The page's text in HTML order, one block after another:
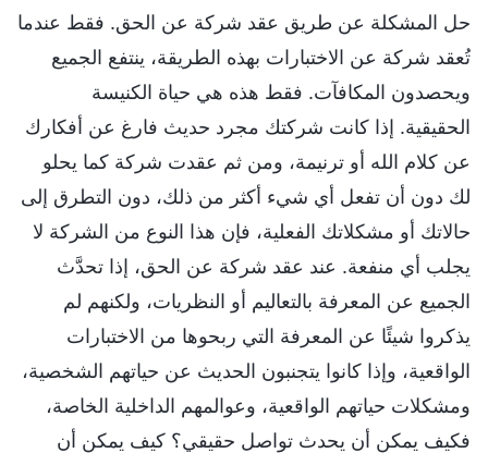
حل المشكلة عن طريق عقد شركة عن الحق. فقط عندما
تُعقد شركة عن الاختبارات بهذه الطريقة، ينتفع الجميع
ويحصدون المكافآت. فقط هذه هي حياة الكنيسة
الحقيقية. إذا كانت شركتك مجرد حديث فارغ عن أفكارك
عن كلام الله أو ترنيمة، ومن ثم عقدت شركة كما يحلو
لك دون أن تفعل أي شيء أكثر من ذلك، دون التطرق إلى
حالاتك أو مشكلاتك الفعلية، فإن هذا النوع من الشركة لا
يجلب أي منفعة. عند عقد شركة عن الحق، إذا تحدَّث
الجميع عن المعرفة بالتعاليم أو النظريات، ولكنهم لم
يذكروا شيئًا عن المعرفة التي ربحوها من الاختبارات
الواقعية، وإذا كانوا يتجنبون الحديث عن حياتهم الشخصية،
ومشكلات حياتهم الواقعية، وعوالمهم الداخلية الخاصة،
فكيف يمكن أن يحدث تواصل حقيقي؟ كيف يمكن أن